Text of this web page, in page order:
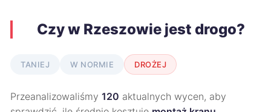
Czy w Rzeszowie jest drogo?
TANIEJ W NORMIE DROŻEJ
Przeanalizowaliśmy 120 aktualnych wycen, aby